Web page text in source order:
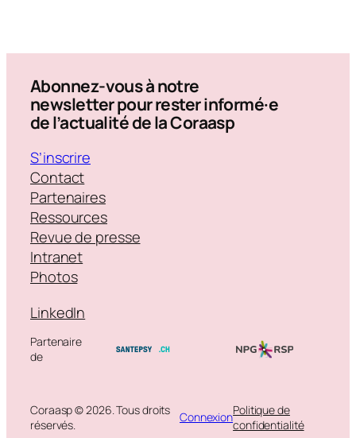
Abonnez-vous à notre
newsletter pour rester informé·e
de l’actualité de la Coraasp
S’inscrire
Contact
Partenaires
Ressources
Revue de presse
Intranet
Photos
LinkedIn
Partenaire
de
Coraasp © 2026. Tous droits
réservés.
ConnexionPolitique de
confidentialité